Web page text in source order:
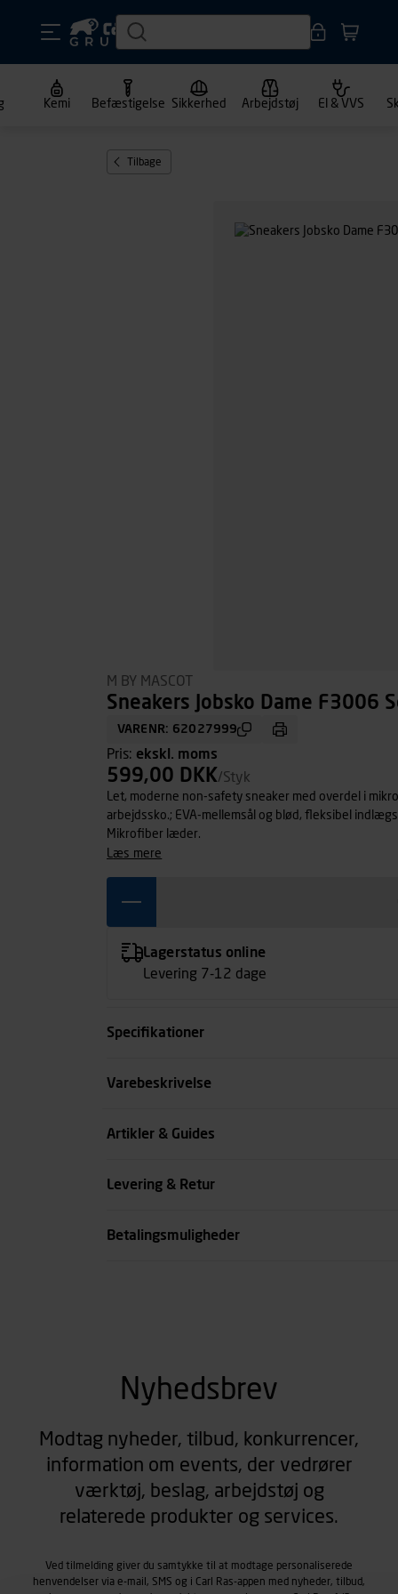
Kemi Befæstigelse Sikkerhed Arbejdstøj El & VVS
Tilbage
M BY MASCOT
Sneakers Jobsko Dame F3006
VARENR: 62027999
Pris: ekskl. moms
599,00 DKK/Styk
Let, moderne non-safety sneaker med overdel i
arbejdssko.; EVA-mellemsål og blød, fleksibel
Mikrofiber læder.
læs mere
Lagerstatus online
Levering 7-12 dage
Specifikationer
Størrelse
Varebeskrivelse
Artikler & Guides
Levering & Retur
Betalingsmuligheder
Nyhedsbrev
Modtag nyheder, tilbud, konkurrencer,
information om events, der vedrører
værktøj, beslag, arbejdstøj og
relaterede produkter og services.
Ved tilmelding giver du samtykke til at modtage personaliserede
henvendelser via e-mail, SMS og i Carl Ras-appen med nyheder, tilbud,